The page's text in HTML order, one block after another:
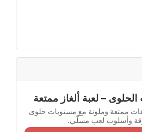
– لعبة ألغاز ممتعة
ممتعة وملونة مع مستويات حلوى
وأسلوب لعب مسلّي.